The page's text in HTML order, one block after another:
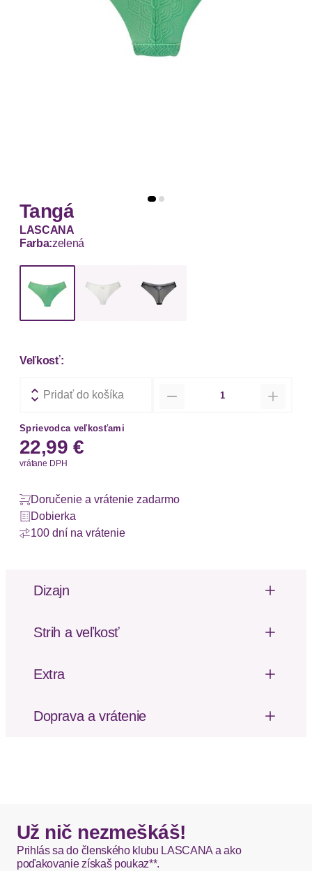
Tangá
LASCANA
Farba:zelená
Veľkosť:
Pridať do košíka
Sprievodca veľkosťami
22,99 €
vrátane DPH
Doručenie a vrátenie zadarmo
Dobierka
100 dní na vrátenie
Dizajn
Vzor: Jednofarebné
Strih a veľkosť
Extra
Doprava a vrátenie
Okamžite dostupné položky sú zvyčajne doručené
kuriérom DHL do 1-3 pracovných dní.
Už nič nezmeškáš!
Prihlás sa do členského klubu LASCANA a ako
poďakovanie získaš poukaz**.